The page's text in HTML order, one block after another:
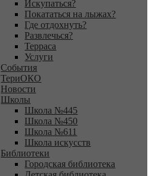
Искупаться?
Покататься на лыжах?
Где отдохнуть?
Развлечься?
Терраса
Услуги
События
ТериОКО
Новости
Школы
Школа №445
Школа №450
Школа №611
Школа искусств
Библиотеки
Городская библиотека